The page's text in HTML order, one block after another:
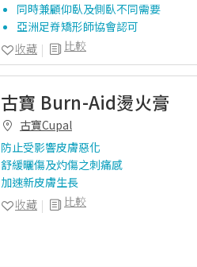
同時兼顧仰臥及側臥不同需要
亞洲足脊矯形師協會認可
比較
收藏
古寶 Burn-Aid燙火膏
古寶Cupal
防止受影響皮膚惡化
舒緩曬傷及灼傷之刺痛感
加速新皮膚生長
比較
收藏